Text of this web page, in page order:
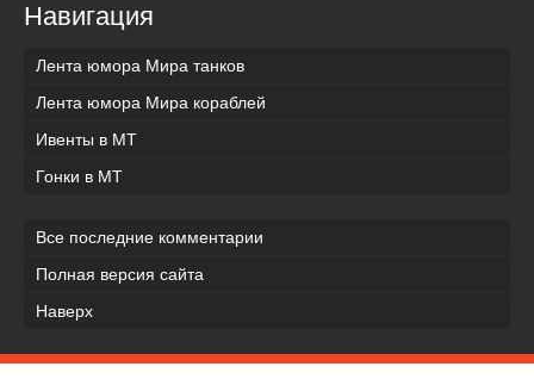
Навигация
Лента юмора Мира танков
Лента юмора Мира кораблей
Ивенты в МТ
Гонки в МТ
Все последние комментарии
Полная версия сайта
Наверх